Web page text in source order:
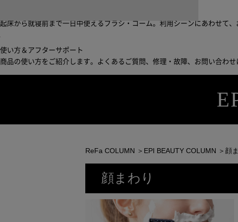
起床から就寝前まで一日中使えるブラシ・コーム。利用シーンにあわせて、
使い方＆アフターサポート
商品の使い方をご紹介します。よくあるご質問、修理・故障、お問い合わせ
ReFa COLUMN ＞ EPI BEAUTY COLUMN ＞顔
顔まわり